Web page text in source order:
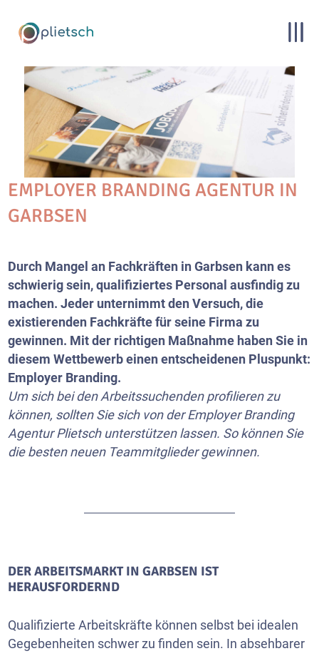
EMPLOYER BRANDING AGENTUR IN
GARBSEN
Durch Mangel an Fachkräften in Garbsen kann es
schwierig sein, qualifiziertes Personal ausfindig zu
machen. Jeder unternimmt den Versuch, die
existierenden Fachkräfte für seine Firma zu
gewinnen. Mit der richtigen Maßnahme haben Sie in
diesem Wettbewerb einen entscheidenen Pluspunkt:
Employer Branding.
Um sich bei den Arbeitssuchenden profilieren zu
können, sollten Sie sich von der Employer Branding
Agentur Plietsch unterstützen lassen. So können Sie
die besten neuen Teammitglieder gewinnen.
DER ARBEITSMARKT IN GARBSEN IST
HERAUSFORDERND
Qualifizierte Arbeitskräfte können selbst bei idealen
Gegebenheiten schwer zu finden sein. In absehbarer